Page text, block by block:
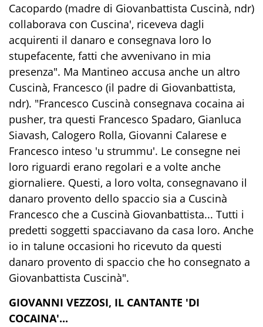
Cacopardo (madre di Giovanbattista Cuscinà, ndr)
collaborava con Cuscina', riceveva dagli
acquirenti il danaro e consegnava loro lo
stupefacente, fatti che avvenivano in mia
presenza". Ma Mantineo accusa anche un altro
Cuscinà, Francesco (il padre di Giovanbattista,
ndr). "Francesco Cuscinà consegnava cocaina ai
pusher, tra questi Francesco Spadaro, Gianluca
Siavash, Calogero Rolla, Giovanni Calarese e
Francesco inteso 'u strummu'. Le consegne nei
loro riguardi erano regolari e a volte anche
giornaliere. Questi, a loro volta, consegnavano il
danaro provento dello spaccio sia a Cuscinà
Francesco che a Cuscinà Giovanbattista... Tutti i
predetti soggetti spacciavano da casa loro. Anche
io in talune occasioni ho ricevuto da questi
danaro provento di spaccio che ho consegnato a
Giovanbattista Cuscinà".
GIOVANNI VEZZOSI, IL CANTANTE 'DI
COCAINA'...